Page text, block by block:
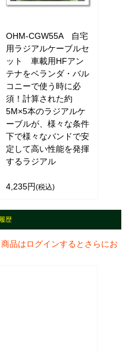
OHM-CGW55A 自宅
用ラジアルケーブルセ
ット 車載用HFアン
テナをベランダ・バル
コニーで使う時に必
須！計算された約
5M×5本のラジアルケ
ーブルが、様々な条件
下で様々なバンドで安
定して高い性能を発揮
するラジアル
4,235円(税込)
歴
品はログインするとさらにお